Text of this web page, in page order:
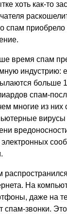
хоть как-то
спам приобрело
время спам
индустрию:
больше
спам-
многие из них
вирусы
электронных
На
даже на
спам-звонки.